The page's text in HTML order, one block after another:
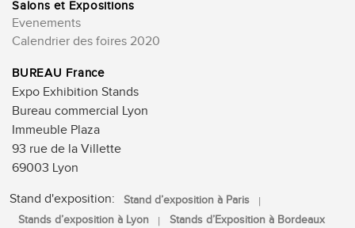
Salons et Expositions
Evenements
Calendrier des foires 2020
BUREAU France
Expo Exhibition Stands
Bureau commercial Lyon
Immeuble Plaza
93 rue de la Villette
69003 Lyon
Stand d'exposition:
Stand d’exposition à Paris
Stands d’exposition à Lyon
Stands d’Exposition à Bordeaux